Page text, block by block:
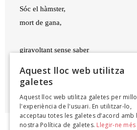
Sóc el hàmster,
mort de gana,
giravoltant sense saber
Troncal, 2020
Aquest lloc web utilitza
galetes
Aquest lloc web utilitza galetes per
l'experiència de l'usuari. En utilitzar-lo,
acceptau totes les galetes d’acord amb
nostra Política de galetes. Llegir-ne més